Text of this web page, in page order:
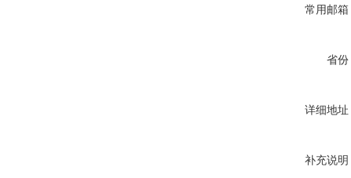
常用邮箱
省份
详细地址
补充说明